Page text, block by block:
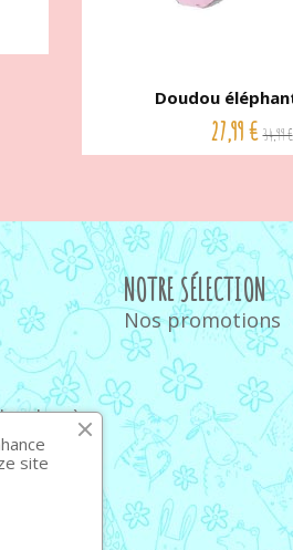
Doudou
27,99 € 34,99 €
à
NOTRE SÉLECTION
Nos promotions
site